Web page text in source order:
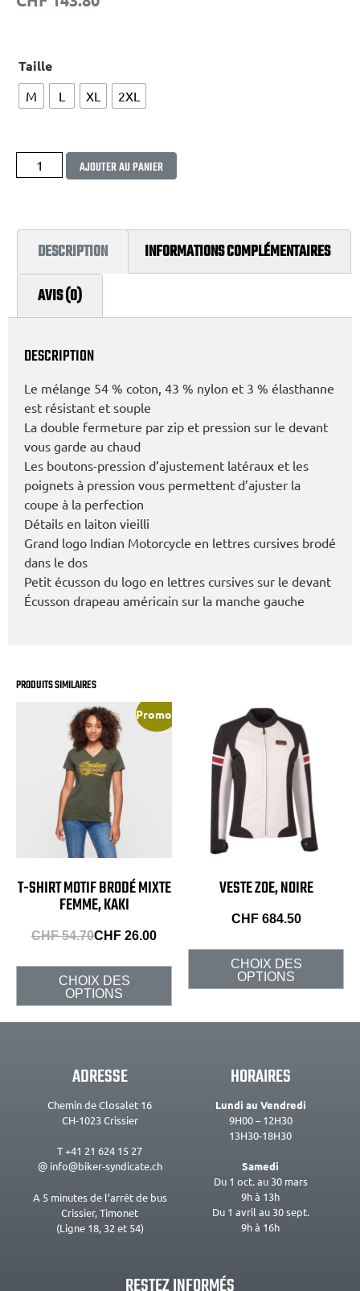
Taille
M L XL 2XL
AJOUTER AU PANIER
DESCRIPTION INFORMATIONS COMPLÉMENTAIRES
AVIS (0)
DESCRIPTION
Le mélange 54 % coton, 43 % nylon et 3 % élasthanne
est résistant et souple
La double fermeture par zip et pression sur le devant
vous garde au chaud
Les boutons-pression d’ajustement latéraux et les
poignets à pression vous permettent d’ajuster la
coupe à la perfection
Détails en laiton vieilli
Grand logo Indian Motorcycle en lettres cursives brodé
dans le dos
Petit écusson du logo en lettres cursives sur le devant
Écusson drapeau américain sur la manche gauche
PRODUITS SIMILAIRES
Promo !
T-SHIRT MOTIF BRODÉ MIXTE
FEMME, KAKI
CHF54.70CHF 26.00
CHOIX DES
OPTIONS
VESTE ZOE, NOIRE
CHF684.50
CHOIX DES
OPTIONS
ADRESSE
Chemin de Closalet 16
CH-1023 Crissier
T +41 21 624 15 27
@ info@biker-syndicate.ch
A 5 minutes de l’arrêt de bus
Crissier, Timonet
(Ligne 18, 32 et 54)
HORAIRES
Lundi au Vendredi
9H00 – 12H30
13H30-18H30
Samedi
Du 1 oct. au 30 mars
9h à 13h
Du 1 avril au 30 sept.
9h à 16h
RESTEZ INFORMÉS